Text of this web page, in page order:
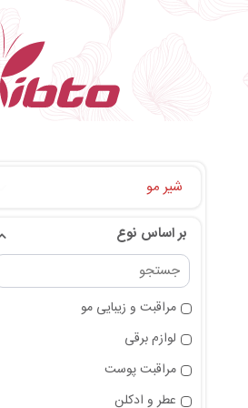
شیر مو
بر اساس نوع
مراقبت و زیبایی مو
لوازم برقی
مراقبت پوست
عطر و ادکلن